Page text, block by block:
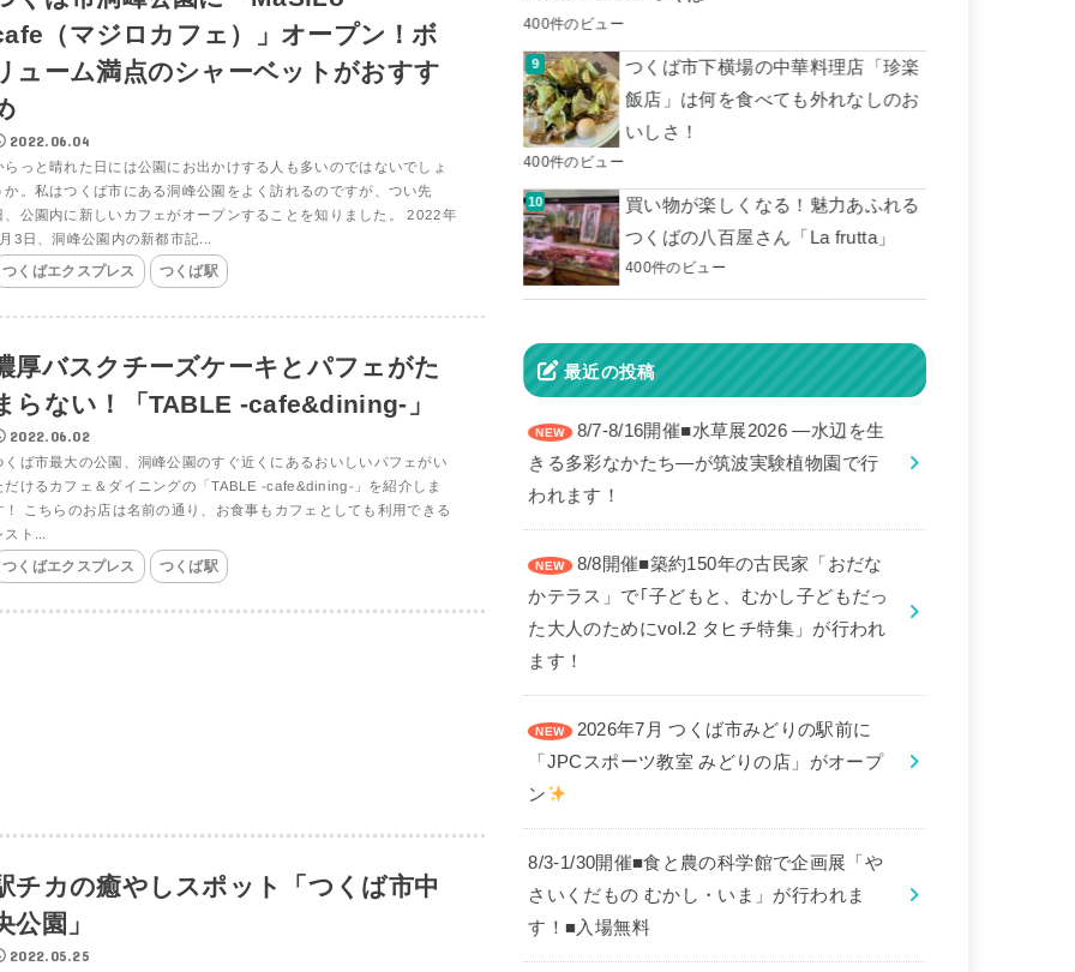
（マジロカフェ）」オープン！ボ
ューム満点のシャーベットがおすす
2022.06.04
らっと晴れた日には公園にお出かけする人も多いのではないでしょ
か。私はつくば市にある洞峰公園をよく訪れるのですが、つい先
、公園内に新しいカフェがオープンすることを知りました。 2022年
3日、洞峰公園内の新都市記...
つくばエクスプレス つくば駅
厚バスクチーズケーキとパフェがた
らない！「TABLE -cafe&dining-」
2022.06.02
くば市最大の公園、洞峰公園のすぐ近くにあるおいしいパフェがい
だけるカフェ＆ダイニングの「TABLE -cafe&dining-」を紹介しま
！ こちらのお店は名前の通り、お食事もカフェとしても利用できる
スト...
つくばエクスプレス つくば駅
チカの癒やしスポット「つくば市中
公園」
2022.05.25
400件のビュー
つくば市下横場の中華料理店「珍楽
飯店」は何を食べても外れなしのお
いしさ！
400件のビュー
買い物が楽しくなる！魅力あふれる
つくばの八百屋さん「La frutta」
400件のビュー
最近の投稿
8/7-8/16開催■水草展2026 ―水辺を生
きる多彩なかたち―が筑波実験植物園で行
われます！
8/8開催■築約150年の古民家「おだな
かテラス」で｢子どもと、むかし子どもだっ
た大人のためにvol.2 タヒチ特集」が行われ
ます！
2026年7月 つくば市みどりの駅前に
「JPCスポーツ教室 みどりの店」がオープ
ン
8/3-1/30開催■食と農の科学館で企画展「や
さいくだもの むかし・いま」が行われま
す！■入場無料